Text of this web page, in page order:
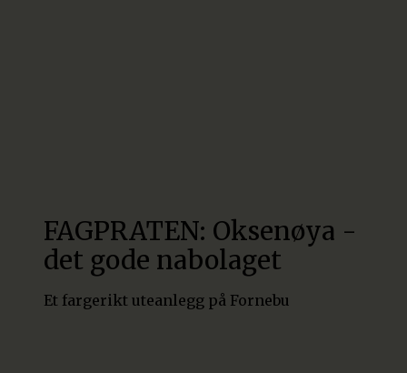
FAGPRATEN: Oksenøya -
det gode nabolaget
Et fargerikt uteanlegg på Fornebu